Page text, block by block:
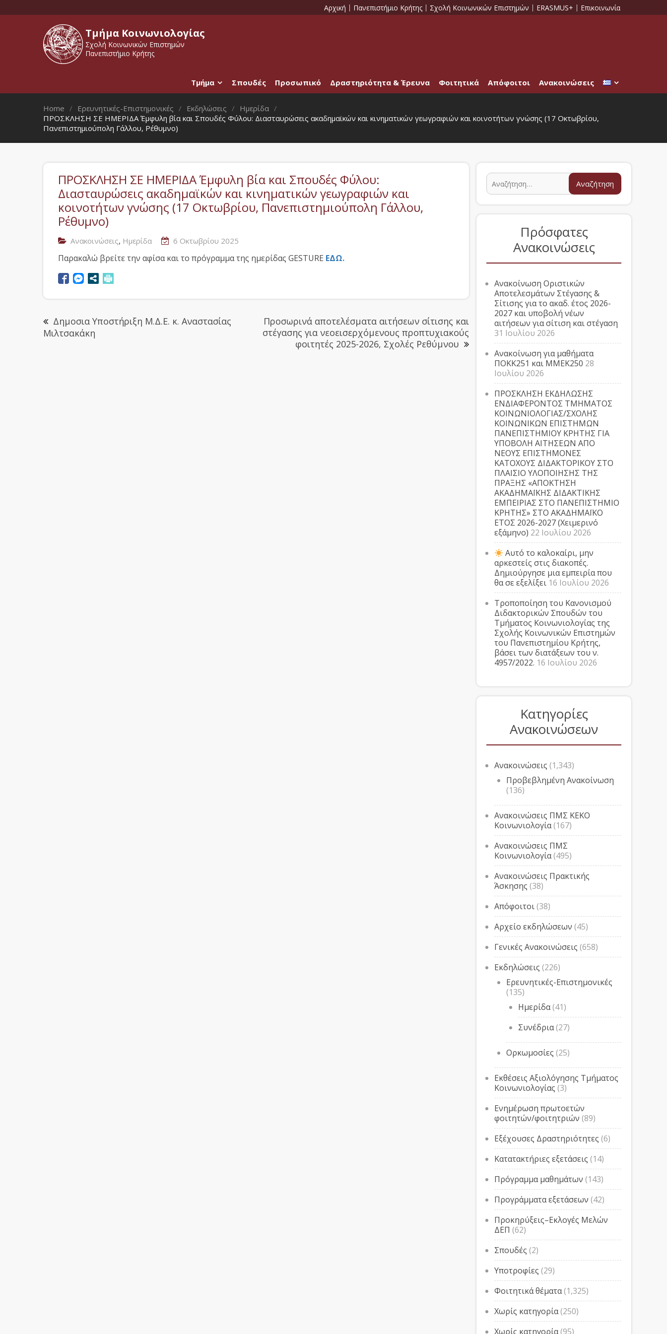
Αρχική Πανεπιστήμιο Κρήτης Σχολή Κοινωνικών Επιστημών ERASMUS+ Επικοινωνία
Τμήμα Κοινωνιολογίας
Σχολή Κοινωνικών Επιστημών
Πανεπιστήμιο Κρήτης
Τμήμα Σπουδές Προσωπικό Δραστηριότητα & Έρευνα Φοιτητικά Απόφοιτοι Ανακοινώσεις
Home Ερευνητικές-Επιστημονικές Εκδηλώσεις
Ημερίδα
ΠΡΟΣΚΛΗΣΗ ΣΕ ΗΜΕΡΙΔΑ Έμφυλη βία και Σπουδές Φύλου: Διασταυρώσεις ακαδημαϊκών και κινηματικών γεωγραφιών και κοινοτήτων γνώσης (17 Οκτωβρίου,
Πανεπιστημιούπολη Γάλλου, Ρέθυμνο)
ΠΡΟΣΚΛΗΣΗ ΣΕ ΗΜΕΡΙΔΑ Έμφυλη βία και Σπουδές Φύλου:
Διασταυρώσεις ακαδημαϊκών και κινηματικών γεωγραφιών και
κοινοτήτων γνώσης (17 Οκτωβρίου, Πανεπιστημιούπολη Γάλλου,
Ρέθυμνο)
Ανακοινώσεις, Ημερίδα 6 Οκτωβρίου 2025
Παρακαλώ βρείτε την αφίσα και το πρόγραμμα της ημερίδας GESTURE ΕΔΩ.
Δημοσια Υποστήριξη Μ.Δ.Ε. κ. Αναστασίας
Μιλτσακάκη
Προσωρινά αποτελέσματα αιτήσεων σίτισης και
στέγασης για νεοεισερχόμενους προπτυχιακούς
φοιτητές 2025-2026, Σχολές Ρεθύμνου
Πρόσφατες
Ανακοινώσεις
Ανακοίνωση Οριστικών
Αποτελεσμάτων Στέγασης &
Σίτισης για το ακαδ. έτος 2026-
2027 και υποβολή νέων
αιτήσεων για σίτιση και στέγαση
31 Ιουλίου 2026
Ανακοίνωση για μαθήματα
ΠΟΚΚ251 και ΜΜΕΚ250 28
Ιουλίου 2026
ΠΡΟΣΚΛΗΣΗ ΕΚΔΗΛΩΣΗΣ
ΕΝΔΙΑΦΕΡΟΝΤΟΣ ΤΜΗΜΑΤΟΣ
ΚΟΙΝΩΝΙΟΛΟΓΙΑΣ/ΣΧΟΛΗΣ
ΚΟΙΝΩΝΙΚΩΝ ΕΠΙΣΤΗΜΩΝ
ΠΑΝΕΠΙΣΤΗΜΙΟΥ ΚΡΗΤΗΣ ΓΙΑ
ΥΠΟΒΟΛΗ ΑΙΤΗΣΕΩΝ ΑΠΟ
ΝΕΟΥΣ ΕΠΙΣΤΗΜΟΝΕΣ
ΚΑΤΟΧΟΥΣ ΔΙΔΑΚΤΟΡΙΚΟΥ ΣΤΟ
ΠΛΑΙΣΙΟ ΥΛΟΠΟΙΗΣΗΣ ΤΗΣ
ΠΡΑΞΗΣ «ΑΠΟΚΤΗΣΗ
ΑΚΑΔΗΜΑΪΚΗΣ ΔΙΔΑΚΤΙΚΗΣ
ΕΜΠΕΙΡΙΑΣ ΣΤΟ ΠΑΝΕΠΙΣΤΗΜΙΟ
ΚΡΗΤΗΣ» ΣΤΟ ΑΚΑΔΗΜΑΪΚΟ
ΕΤΟΣ 2026-2027 (Χειμερινό
εξάμηνο) 22 Ιουλίου 2026
Αυτό το καλοκαίρι, μην
αρκεστείς στις διακοπές.
Δημιούργησε μια εμπειρία που
θα σε εξελίξει 16 Ιουλίου 2026
Τροποποίηση του Κανονισμού
Διδακτορικών Σπουδών του
Τμήματος Κοινωνιολογίας της
Σχολής Κοινωνικών Επιστημών
του Πανεπιστημίου Κρήτης,
βάσει των διατάξεων του ν.
4957/2022. 16 Ιουλίου 2026
Κατηγορίες
Ανακοινώσεων
Ανακοινώσεις (1,343)
Προβεβλημένη Ανακοίνωση
(136)
Ανακοινώσεις ΠΜΣ ΚΕΚΟ
Κοινωνιολογία(167)
Ανακοινώσεις ΠΜΣ
Κοινωνιολογία(495)
Ανακοινώσεις Πρακτικής
Άσκησης (38)
Απόφοιτοι(38)
Αρχείο εκδηλώσεων (45)
Γενικές Ανακοινώσεις (658)
Εκδηλώσεις (226)
Ερευνητικές-Επιστημονικές
(135)
Ημερίδα(41)
Συνέδρια(27)
Ορκωμοσίες (25)
Εκθέσεις Αξιολόγησης Τμήματος
Κοινωνιολογίας (3)
Ενημέρωση πρωτοετών
φοιτητών/φοιτητριών (89)
Εξέχουσες Δραστηριότητες (6)
Κατατακτήριες εξετάσεις (14)
Πρόγραμμα μαθημάτων (143)
Προγράμματα εξετάσεων (42)
Προκηρύξεις–Εκλογές Μελών
ΔΕΠ (62)
Σπουδές (2)
Υποτροφίες (29)
Φοιτητικά θέματα(1,325)
Χωρίς κατηγορία(250)
Χωρίς κατηγορία(95)